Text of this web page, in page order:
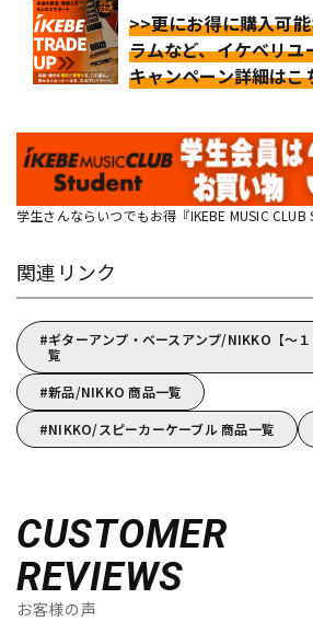
>>更にお得に購入可
ラムなど、イケベリ
キャンペーン詳細はこ
学生さんならいつでもお得『IKEBE MUSIC CLUB
関連リンク
ギターアンプ・ベースアンプ/NIKKO【～
覧
新品/NIKKO 商品一覧
NIKKO/スピーカーケーブル 商品一覧
CUSTOMER
REVIEWS
お客様の声